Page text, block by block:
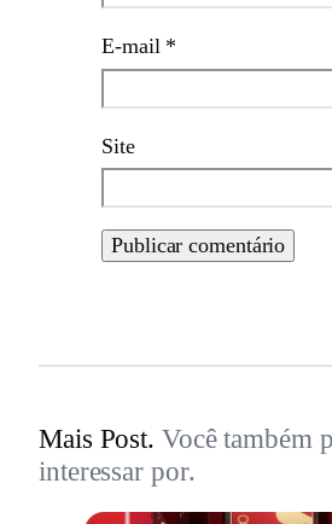
E-mail *
Site
Mais Post. Você também
interessar por.